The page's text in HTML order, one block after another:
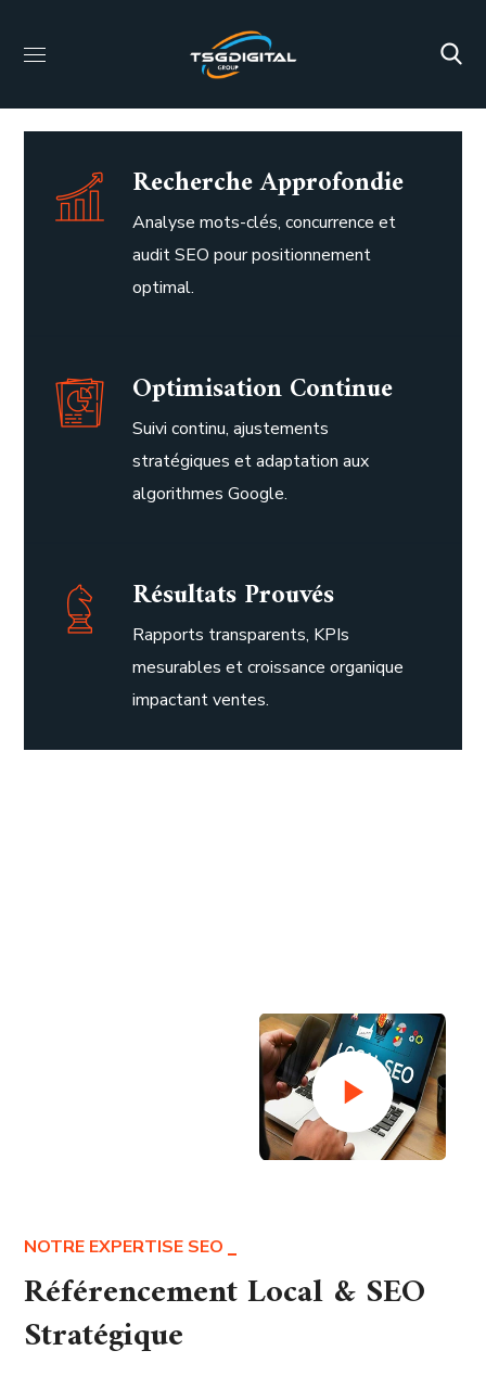
Recherche Approfondie
Analyse mots-clés, concurrence et
audit SEO pour positionnement
optimal.
Optimisation Continue
Suivi continu, ajustements
stratégiques et adaptation aux
algorithmes Google.
Résultats Prouvés
Rapports transparents, KPIs
mesurables et croissance organique
impactant ventes.
NOTRE EXPERTISE SEO
Référencement Local & SEO
Stratégique